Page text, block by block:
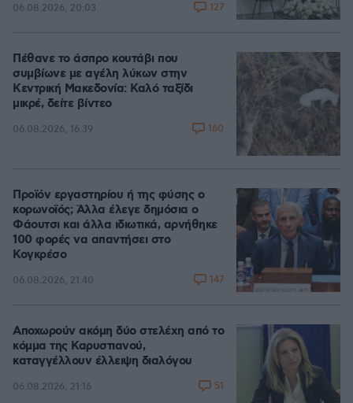
06.08.2026, 20:03 127
Πέθανε το άσπρο κουτάβι που
συμβίωνε με αγέλη λύκων στην
Κεντρική Μακεδονία: Καλό ταξίδι
μικρέ, δείτε βίντεο
06.08.2026, 16:39 160
Προϊόν εργαστηρίου ή της φύσης ο
κορωνοϊός; Άλλα έλεγε δημόσια ο
Φάουτσι και άλλα ιδιωτικά, αρνήθηκε
100 φορές να απαντήσει στο
Κογκρέσο
06.08.2026, 21:40 147
Αποχωρούν ακόμη δύο στελέχη από το
κόμμα της Καρυστιανού,
καταγγέλλουν έλλειψη διαλόγου
06.08.2026, 21:16 51